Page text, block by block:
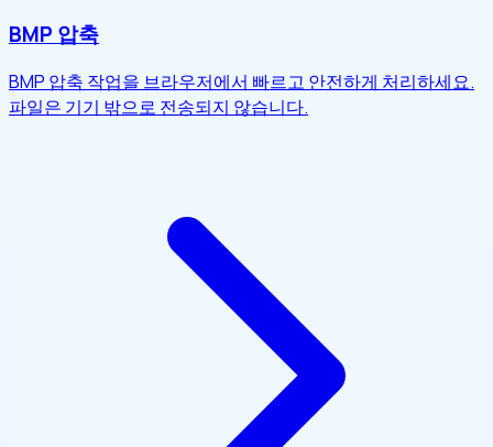
BMP 압축
BMP 압축 작업을 브라우저에서 빠르고 안전하게 처리하세요.
파일은 기기 밖으로 전송되지 않습니다.